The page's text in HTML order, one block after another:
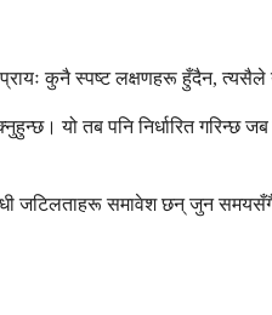
कुनै स्पष्ट लक्षणहरू हुँदैन,
यो तब पनि निर्धारित गरिन्छ
जटिलताहरू समावेश छन् जुन